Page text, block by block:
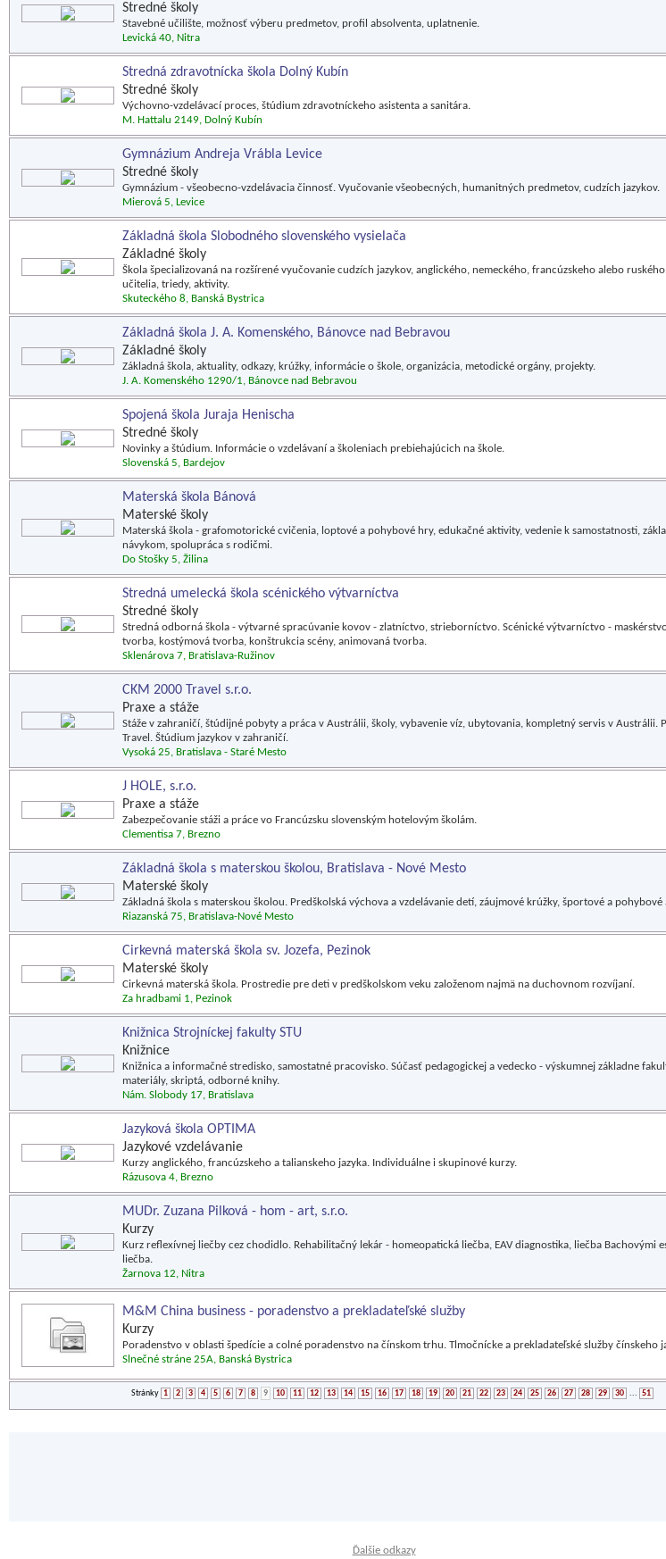
Stredné školy
Stavebné učilište, možnosť výberu predmetov, profil absolventa, uplatnenie.
Levická 40, Nitra
Stredná zdravotnícka škola Dolný Kubín
Stredné školy
Výchovno-vzdelávací proces, štúdium zdravotníckeho asistenta a sanitára.
M. Hattalu 2149, Dolný Kubín
Gymnázium Andreja Vrábla Levice
Stredné školy
Gymnázium - všeobecno-vzdelávacia činnosť. Vyučovanie všeobecných, humanitných predmetov, cudzích jazykov.
Mierová 5, Levice
Základná škola Slobodného slovenského vysielača
Základné školy
Škola špecializovaná na rozšírené vyučovanie cudzích jazykov, anglického, nemeckého, francúzskeho alebo
učitelia, triedy, aktivity.
Skuteckého 8, Banská Bystrica
Základná škola J. A. Komenského, Bánovce nad Bebravou
Základné školy
Základná škola, aktuality, odkazy, krúžky, informácie o škole, organizácia, metodické orgány, projekty.
J. A. Komenského 1290/1, Bánovce nad Bebravou
Spojená škola Juraja Henischa
Stredné školy
Novinky a štúdium. Informácie o vzdelávaní a školeniach prebiehajúcich na škole.
Slovenská 5, Bardejov
Materská škola Bánová
Materské školy
Materská škola - grafomotorické cvičenia, loptové a pohybové hry, edukačné aktivity, vedenie k samostatnosti,
návykom, spolupráca s rodičmi.
Do Stošky 5, Žilina
Stredná umelecká škola scénického výtvarníctva
Stredné školy
Stredná odborná škola - výtvarné spracúvanie kovov - zlatníctvo, strieborníctvo. Scénické výtvarníctvo -
tvorba, kostýmová tvorba, konštrukcia scény, animovaná tvorba.
Sklenárova 7, Bratislava-Ružinov
CKM 2000 Travel s.r.o.
Praxe a stáže
Stáže v zahraničí, štúdijné pobyty a práca v Austrálii, školy, vybavenie víz, ubytovania, kompletný servis v Austrálii.
Travel. Štúdium jazykov v zahraničí.
Vysoká 25, Bratislava - Staré Mesto
J HOLE, s.r.o.
Praxe a stáže
Zabezpečovanie stáži a práce vo Francúzsku slovenským hotelovým školám.
Clementisa 7, Brezno
Základná škola s materskou školou, Bratislava - Nové Mesto
Materské školy
Základná škola s materskou školou. Predškolská výchova a vzdelávanie detí, záujmové krúžky, športové a
Riazanská 75, Bratislava-Nové Mesto
Cirkevná materská škola sv. Jozefa, Pezinok
Materské školy
Cirkevná materská škola. Prostredie pre deti v predškolskom veku založenom najmä na duchovnom rozvíjaní.
Za hradbami 1, Pezinok
Knižnica Strojníckej fakulty STU
Knižnice
Knižnica a informačné stredisko, samostatné pracovisko. Súčasť pedagogickej a vedecko - výskumnej základne
materiály, skriptá, odborné knihy.
Nám. Slobody 17, Bratislava
Jazyková škola OPTIMA
Jazykové vzdelávanie
Kurzy anglického, francúzskeho a talianskeho jazyka. Individuálne i skupinové kurzy.
Rázusova 4, Brezno
MUDr. Zuzana Pilková - hom - art, s.r.o.
Kurzy
Kurz reflexívnej liečby cez chodidlo. Rehabilitačný lekár - homeopatická liečba, EAV diagnostika, liečba Bachovými
liečba.
Žarnova 12, Nitra
M&M China business - poradenstvo a prekladateľské služby
Kurzy
Poradenstvo v oblasti špedície a colné poradenstvo na čínskom trhu. Tlmočnícke a prekladateľské služby čínskeho
Slnečné stráne 25A, Banská Bystrica
Stránky 1 2 3 4 5 6 7 8 9 10 11 12 13 14 15 16 17 18 19 20 21 22 23 24 25 26 27 28 29 30 ... 51
Ďalšie odkazy